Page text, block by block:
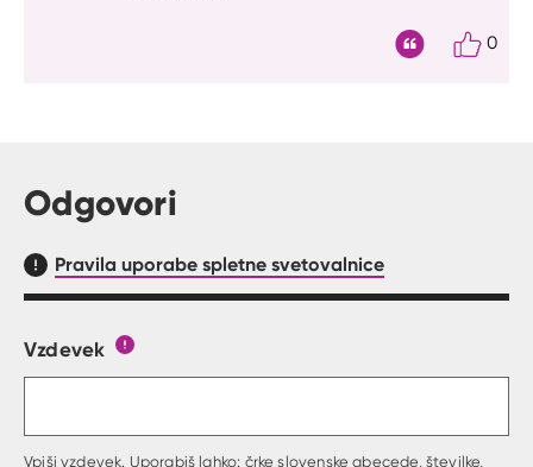
0
Odgovori
Pravila uporabe spletne svetovalnice
Obrazec, kjer lahko zastaviš vprašanje
Vzdevek
Vpiši vzdevek. Uporabiš lahko: črke slovenske abecede, številke,